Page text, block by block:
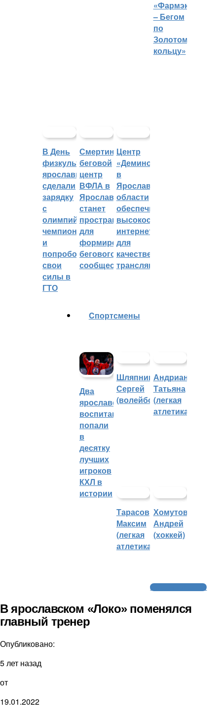
«Фармэко
– Бегом
по
Золотому
кольцу»
В День
физкультурника
ярославцы
сделали
зарядку
с
олимпийским
чемпионом
и
попробовали
свои
силы в
ГТО
Смертин:
беговой
центр
ВФЛА в
Ярославле
станет
пространством
для
формирования
бегового
сообщества
Центр
«Демино»
в
Ярославской
области
обеспечивают
высокоскоростным
интернетом
для
качественных
трансляций
Cпортсмены
Два
ярославских
воспитанника
попали
в
десятку
лучших
игроков
КХЛ в
истории
Шляпников
Сергей
(волейбол)
Андрианова
Татьяна
(легкая
атлетика)
Тарасов
Максим
(легкая
атлетика)
Хомутов
Андрей
(хоккей)
Молодежный хоккей
В ярославском «Локо» поменялся
главный тренер
Опубликовано:
5 лет назад
от
19.01.2022